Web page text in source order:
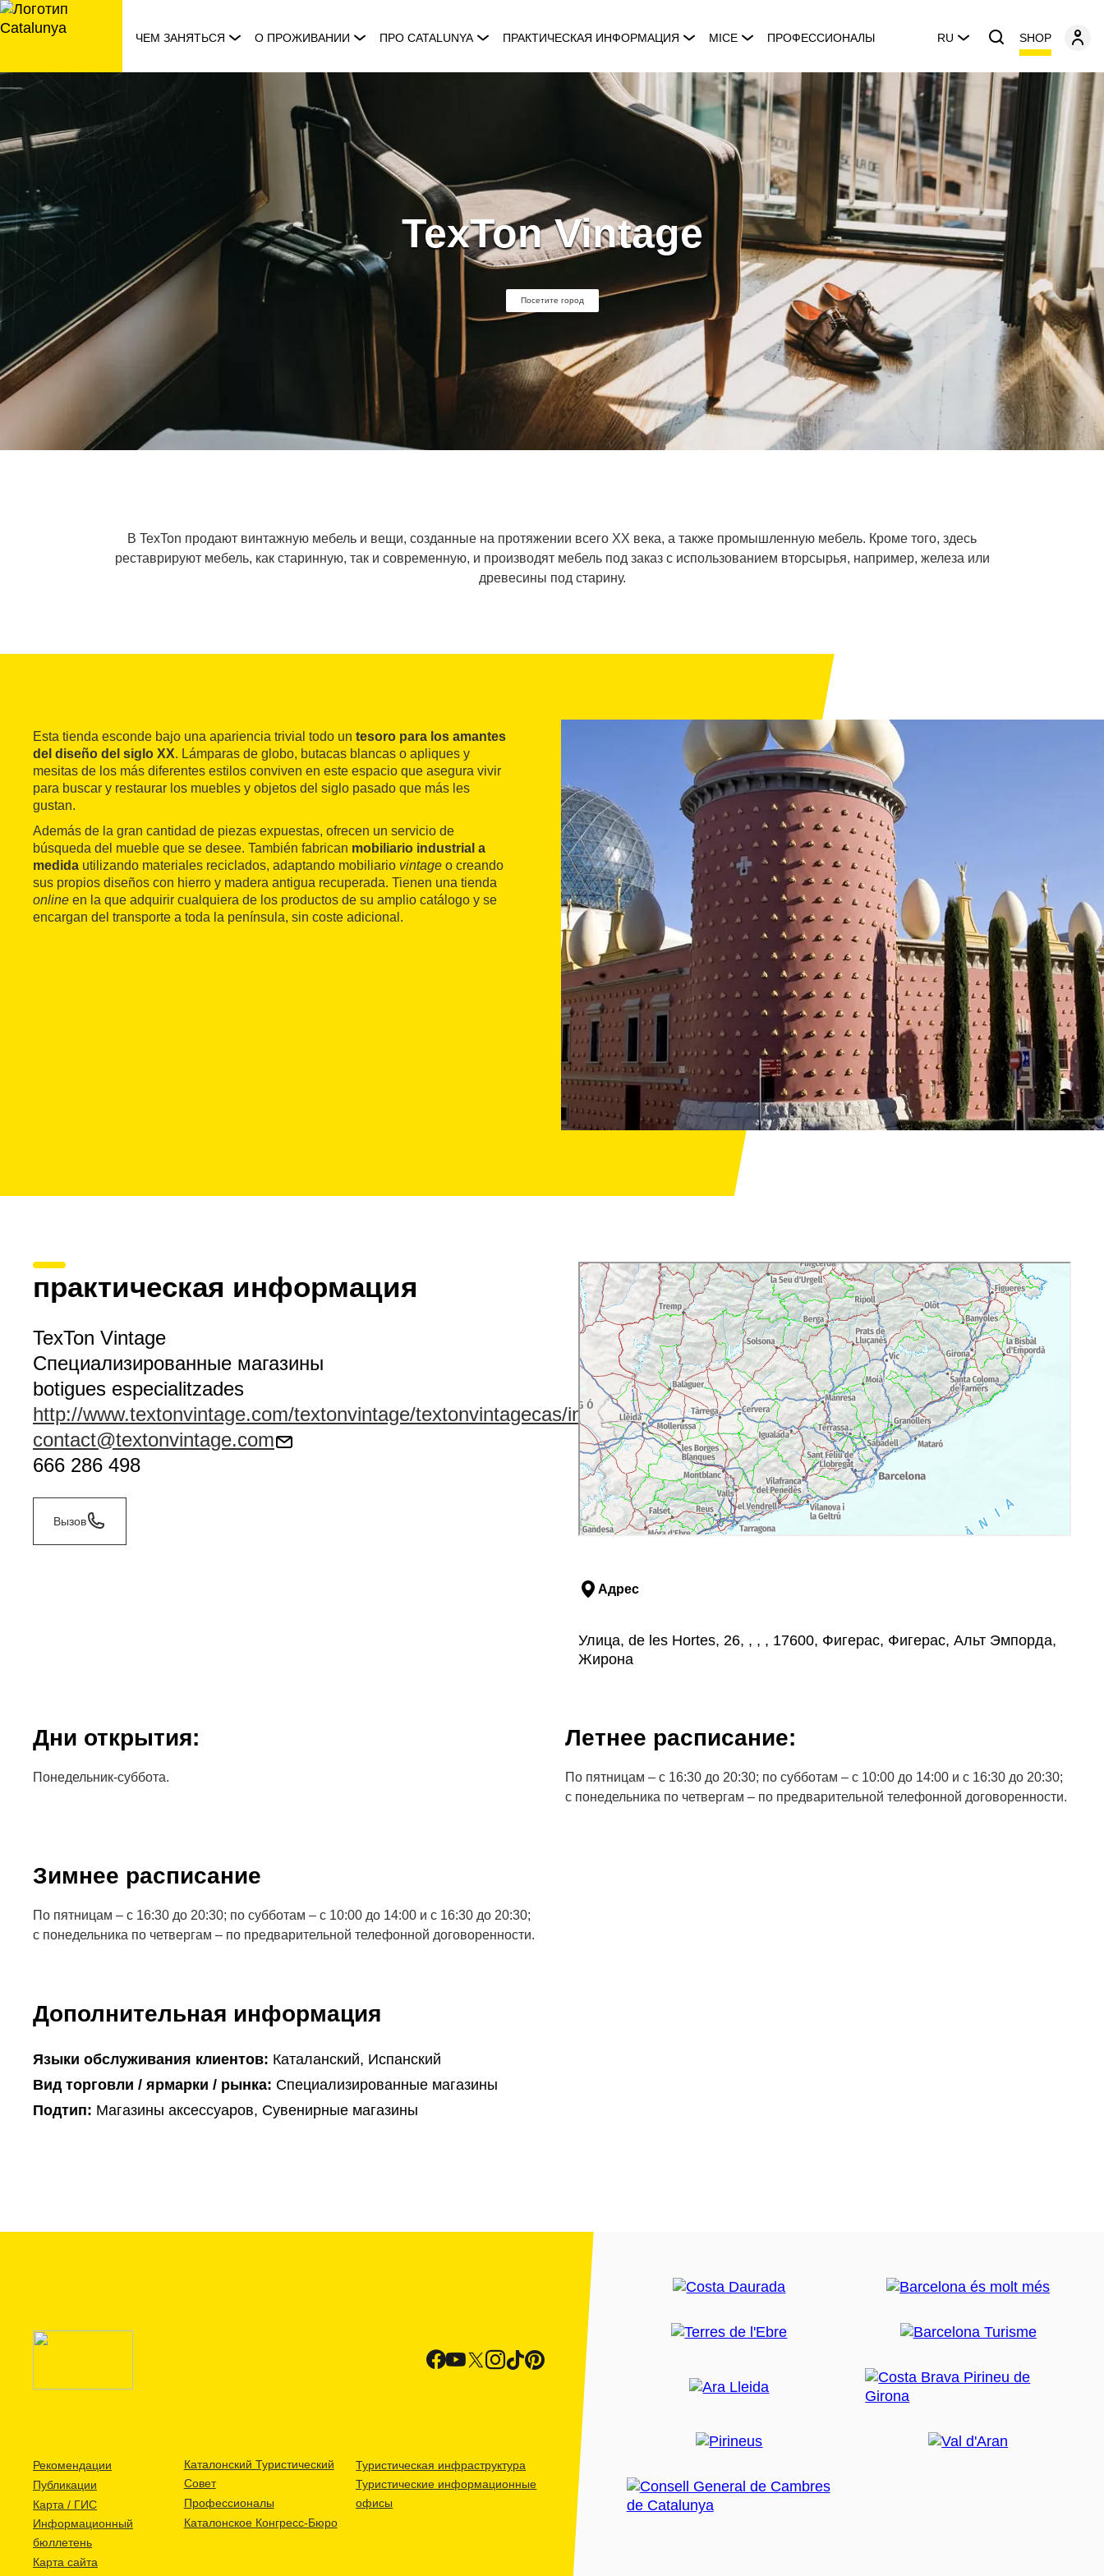
перейти
к
ЧЕМ ЗАНЯТЬСЯ О ПРОЖИВАНИИ ПРО CATALUNYA ПРАКТИЧЕСКАЯ ИНФОРМАЦИЯ MICE ПРОФЕССИОНАЛЫ RU SHOP
TexTon Vintage
Посетите город
В TexTon продают винтажную мебель и вещи, созданные на протяжении всего ХХ века, а также промышленную мебель. Кроме того, здесь
реставрируют мебель, как старинную, так и современную, и производят мебель под заказ с использованием вторсырья, например, железа или
древесины под старину.
Esta tienda esconde bajo una apariencia trivial todo un tesoro para los amantes
del diseño del siglo XX. Lámparas de globo, butacas blancas o apliques y
mesitas de los más diferentes estilos conviven en este espacio que asegura vivir
para buscar y restaurar los muebles y objetos del siglo pasado que más les
gustan.
Además de la gran cantidad de piezas expuestas, ofrecen un servicio de
búsqueda del mueble que se desee. También fabrican mobiliario industrial a
medida utilizando materiales reciclados, adaptando mobiliario vintage o creando
sus propios diseños con hierro y madera antigua recuperada. Tienen una tienda
online en la que adquirir cualquiera de los productos de su amplio catálogo y se
encargan del transporte a toda la península, sin coste adicional.
практическая информация
TexTon Vintage
Специализированные магазины
botigues especialitzades
http://www.textonvintage.com/textonvintage/textonvintagecas/inicicas.html
contact@textonvintage.com
666 286 498
Вызов
Адрес
Улица, de les Hortes, 26, , , , 17600, Фигерас, Фигерас, Альт Эмпорда,
Жирона
Дни открытия:
Понедельник-суббота.
Летнее расписание:
По пятницам – с 16:30 до 20:30; по субботам – с 10:00 до 14:00 и с 16:30 до 20:30;
с понедельника по четвергам – по предварительной телефонной договоренности.
Зимнее расписание
По пятницам – с 16:30 до 20:30; по субботам – с 10:00 до 14:00 и с 16:30 до 20:30;
с понедельника по четвергам – по предварительной телефонной договоренности.
Дополнительная информация
Языки обслуживания клиентов: Каталанский, Испанский
Вид торговли / ярмарки / рынка: Специализированные магазины
Подтип: Магазины аксессуаров, Сувенирные магазины
Рекомендации
Публикации
Карта / ГИС
Информационный
бюллетень
Карта сайта
Каталонский Туристический
Совет
Профессионалы
Каталонское Конгресс-Бюро
Туристическая инфраструктура
Туристические информационные
офисы